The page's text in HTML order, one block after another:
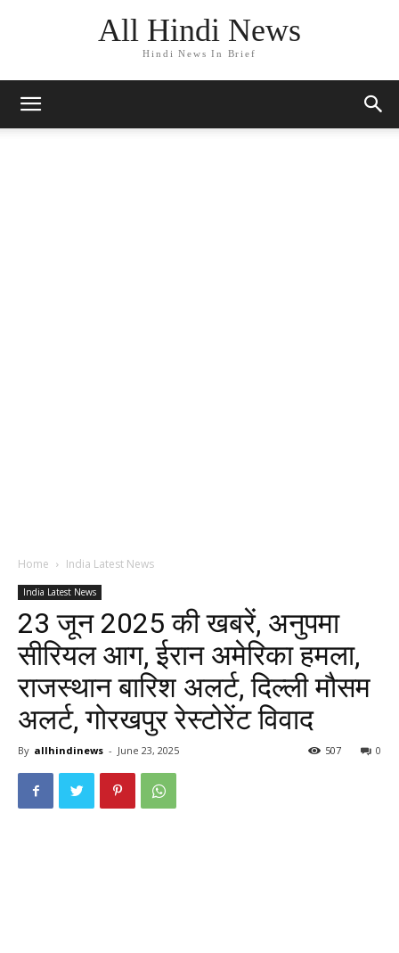
All Hindi News
Hindi News In Brief
Home India Latest News
India Latest News
23 जून 2025 की खबरें, अनुपमा
सीरियल आग, ईरान अमेरिका हमला,
राजस्थान बारिश अलर्ट, दिल्ली मौसम
अलर्ट, गोरखपुर रेस्टोरेंट विवाद
By allhindinews - June 23, 2025 0
507